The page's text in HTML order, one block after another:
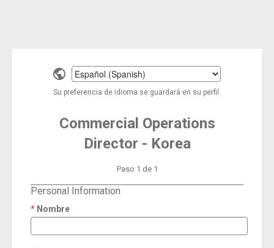
Select
a
language
Su preferencia de idioma se guardará en su perfil.
Commercial Operations
Director - Korea
Paso 1 de 1
Personal Information
Nombre
required